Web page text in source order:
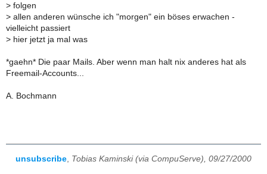
> folgen
> allen anderen wünsche ich "morgen" ein böses erwachen -
vielleicht passiert
> hier jetzt ja mal was
*gaehn* Die paar Mails. Aber wenn man halt nix anderes hat als
Freemail-Accounts...
A. Bochmann
unsubscribe Tobias Kaminski (via CompuServe), 09/27/2000